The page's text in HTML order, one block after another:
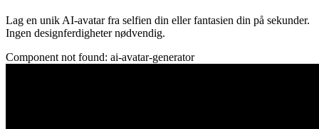
Lag en unik AI-avatar fra selfien din eller fantasien din på sekunder.
Ingen designferdigheter nødvendig.
Component not found: ai-avatar-generator